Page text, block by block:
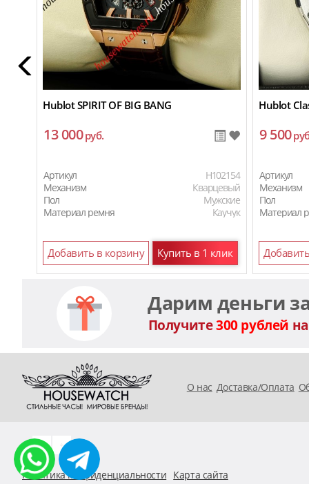
Hublot SPIRIT OF BIG BANG
13 000руб.
Артикул
H102154
Механизм
Кварцевый
Пол
Мужские
Материал ремня
Каучук
Добавить в корзину Купить в 1 клик
Hublot
9 500
Артикул
Механизм
Пол
Материал
Дарим деньги
Получите300 рублей
O нас Доставка/Оплата
Политика конфиденциальности Карта сайта